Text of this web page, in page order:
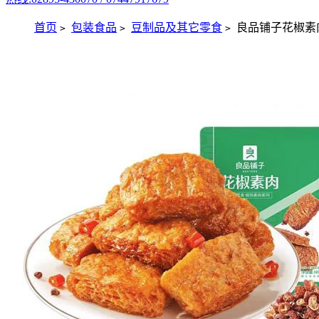
首页 > 包装食品 > 豆制品及其它零食 > 良品铺子花椒素